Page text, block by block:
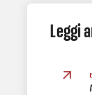
Leggi